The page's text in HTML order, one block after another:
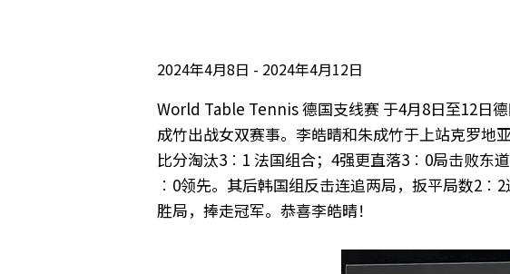
2024年4月8日 2024年4月12日
World Table Tennis 德国支线赛 于4月8日至12日
成竹出战女双赛事。李皓晴和朱成竹于上站克罗地
比分淘汰3︰1 法国组合；4强更直落3︰0局击败东
︰0领先。其后韩国组反击连追两局，扳平局数
胜局，捧走冠军。恭喜李皓晴！